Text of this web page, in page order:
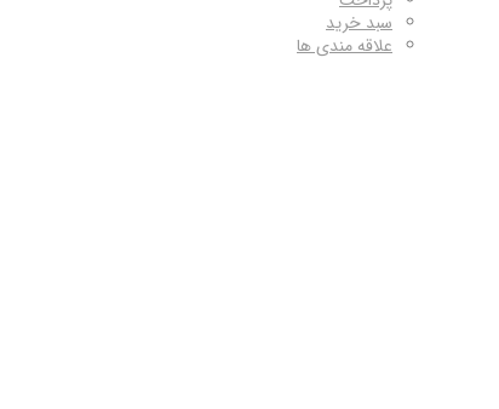
سبد خرید
علاقه مندی ها